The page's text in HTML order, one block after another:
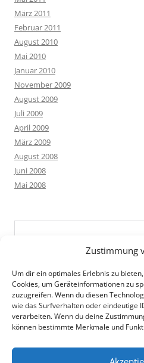
Zustimmung
Um dir ein optimales Erlebnis zu
Cookies, um Geräteinformationen zu
zuzugreifen. Wenn du diesen
wie das Surfverhalten oder eindeutige
verarbeiten. Wenn du deine
können bestimmte Merkmale und
März 2011
Februar 2011
August 2010
Mai 2010
Januar 2010
November 2009
August 2009
Juli 2009
April 2009
März 2009
August 2008
Juni 2008
Mai 2008